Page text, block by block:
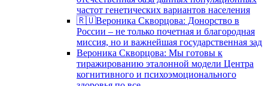
частот генетических вариантов населения
🇷🇺Вероника Скворцова: Донорство в
России – не только почетная и благородная
миссия, но и важнейшая государственная зад
Вероника Скворцова: Мы готовы к
тиражированию эталонной модели Центра
когнитивного и психоэмоционального